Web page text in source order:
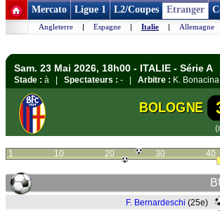
+ de clubs
Mercato Ligue 1 L2/Coupes Etranger
Angleterre | Espagne | Italie | Allemagne
Sam. 23 Mai 2026, 18h00 - ITALIE - Série A
Stade : à | Spectateurs : - | Arbitre : K. Bonacina
BOLOGNE
1 10 20 30 40
F. Bernardeschi (25e)